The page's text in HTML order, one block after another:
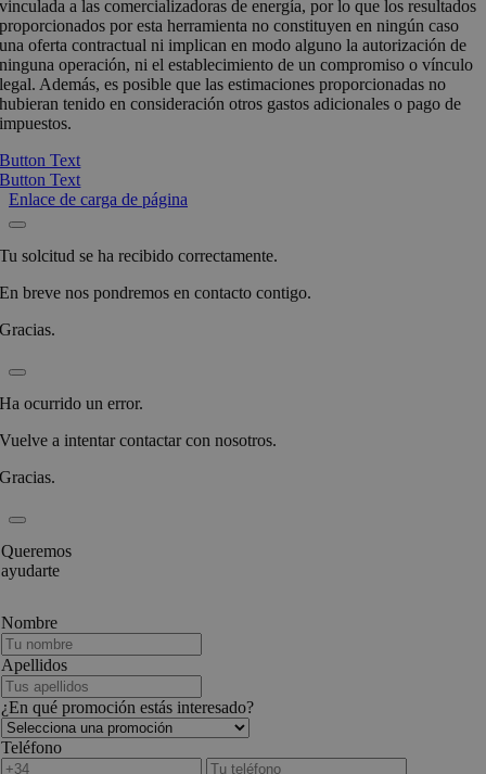
vinculada a las comercializadoras de energía, por lo que los resultados
proporcionados por esta herramienta no constituyen en ningún caso
una oferta contractual ni implican en modo alguno la autorización de
ninguna operación, ni el establecimiento de un compromiso o vínculo
legal. Además, es posible que las estimaciones proporcionadas no
hubieran tenido en consideración otros gastos adicionales o pago de
impuestos.
Button Text
Button Text
Enlace de carga de página
Tu solcitud se ha recibido correctamente.
En breve nos pondremos en contacto contigo.
Gracias.
Ha ocurrido un error.
Vuelve a intentar contactar con nosotros.
Gracias.
Queremos
ayudarte
Nombre
Apellidos
¿En qué promoción estás interesado?
Teléfono